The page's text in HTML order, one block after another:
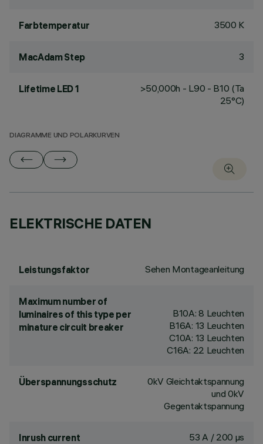
Farbtemperatur 3500 K
MacAdam Step 3
Lifetime LED 1
>50,000h - L90 - B10 (Ta
25°C)
DIAGRAMME UND POLARKURVEN
ELEKTRISCHE DATEN
Leistungsfaktor Sehen Montageanleitung
Maximum number of
luminaires of this type per
minature circuit breaker
B10A: 8 Leuchten
B16A: 13 Leuchten
C10A: 13 Leuchten
C16A: 22 Leuchten
Überspannungsschutz
0kV Gleichtaktspannung
und 0kV
Gegentaktspannung
Inrush current 53 A / 200 µs